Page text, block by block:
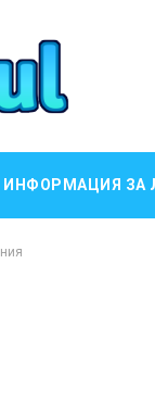
ИНФОРМАЦИЯ ЗА